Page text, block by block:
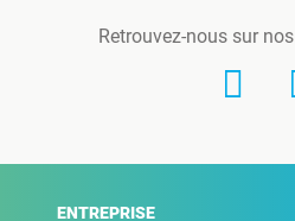
Retrouvez-nous sur
ENTREPRISE